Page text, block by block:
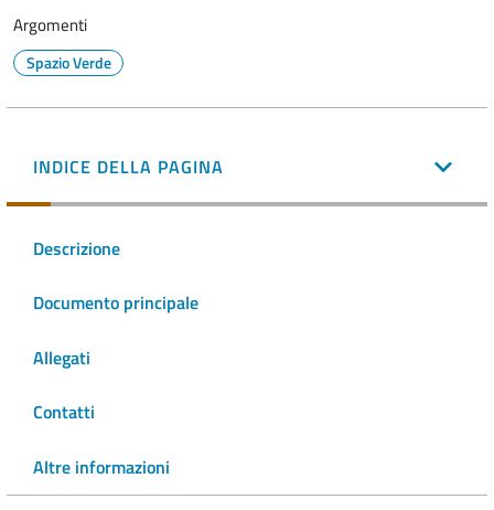
Argomenti
Spazio Verde
INDICE DELLA PAGINA
Descrizione
Documento principale
Allegati
Contatti
Altre informazioni